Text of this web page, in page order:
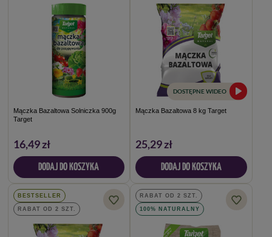
Mączka Bazaltowa Solniczka 900g
Target
16,49 zł
DODAJ DO KOSZYKA
DOSTĘPNE WIDEO
Mączka Bazaltowa 8 kg Target
25,29 zł
DODAJ DO KOSZYKA
BESTSELLER
RABAT OD 2 SZT.
RABAT OD 2 SZT.
100% NATURALNY